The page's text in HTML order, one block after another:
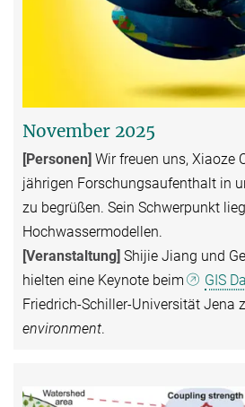
November 2025
[Personen] Wir freuen uns, Xiaoze
jährigen Forschungsaufenthalt in
zu begrüßen. Sein Schwerpunkt
Hochwassermodellen.
[Veranstaltung] Shijie Jiang und
hielten eine Keynote beim
GIS
Friedrich-Schiller-Universität Jena
environment.